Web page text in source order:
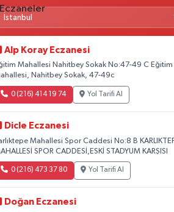
Alp Koray Eczanesi
Mahallesi Nahitbey Sokak No:47-49 C Eğitim
Nahitbey Sokak, 47-49c
0 (216) 414 19 74 Yol Tarifi Al
Dicle Eczanesi
Mahallesi Spor Caddesi No:8 B
SPOR CADDESİ,ESKİ STADYUM KARŞISI
0 (216) 473 37 80 Yol Tarifi Al
Doğan Eczanesi